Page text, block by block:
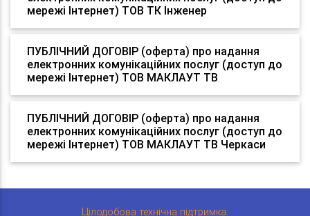
мережі Інтернет) ТОВ ТК Інженер
ПУБЛІЧНИЙ ДОГОВІР (оферта) про надання
електронних комунікаційних послуг (доступ до
мережі Інтернет) ТОВ МАКЛАУТ ТВ
ПУБЛІЧНИЙ ДОГОВІР (оферта) про надання
електронних комунікаційних послуг (доступ до
мережі Інтернет) ТОВ МАКЛАУТ ТВ Черкаси
Цілодобова технічна підтримка: